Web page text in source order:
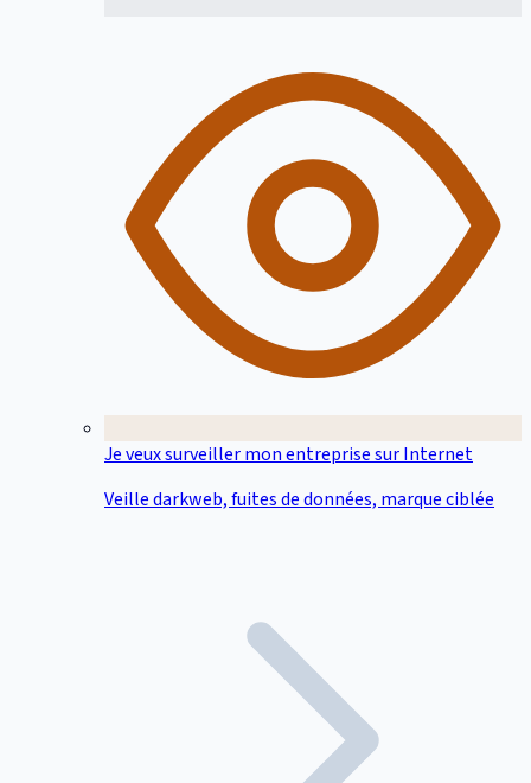
Je veux surveiller mon entreprise sur Internet
Veille darkweb, fuites de données, marque ciblée